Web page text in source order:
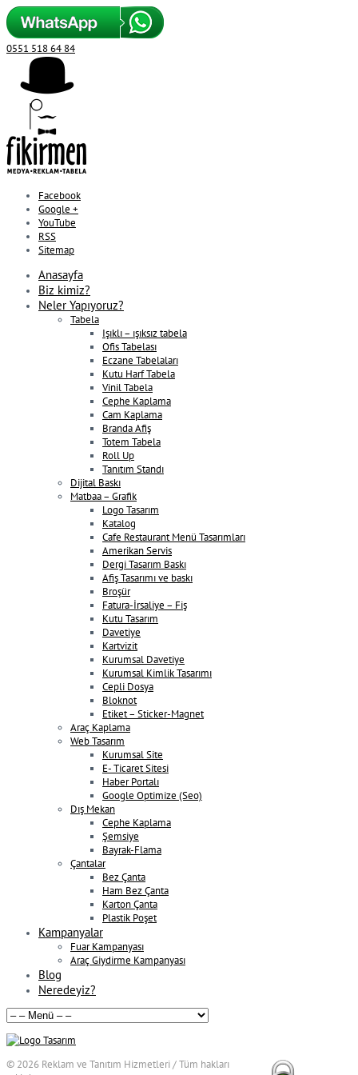
0551 518 64 84
Facebook
Google +
YouTube
RSS
Sitemap
Anasayfa
Biz kimiz?
Neler Yapıyoruz?
Tabela
Işıklı – ışıksız tabela
Ofis Tabelası
Eczane Tabelaları
Kutu Harf Tabela
Vinil Tabela
Cephe Kaplama
Cam Kaplama
Branda Afiş
Totem Tabela
Roll Up
Tanıtım Standı
Dijital Baskı
Matbaa – Grafik
Logo Tasarım
Katalog
Cafe Restaurant Menü Tasarımları
Amerikan Servis
Dergi Tasarım Baskı
Afiş Tasarımı ve baskı
Broşür
Fatura-İrsaliye – Fiş
Kutu Tasarım
Davetiye
Kartvizit
Kurumsal Davetiye
Kurumsal Kimlik Tasarımı
Cepli Dosya
Bloknot
Etiket – Sticker-Magnet
Araç Kaplama
Web Tasarım
Kurumsal Site
E- Ticaret Sitesi
Haber Portalı
Google Optimize (Seo)
Dış Mekan
Cephe Kaplama
Şemsiye
Bayrak-Flama
Çantalar
Bez Çanta
Ham Bez Çanta
Karton Çanta
Plastik Poşet
Kampanyalar
Fuar Kampanyası
Araç Giydirme Kampanyası
Blog
Neredeyiz?
© 2026 Reklam ve Tanıtım Hizmetleri / Tüm hakları